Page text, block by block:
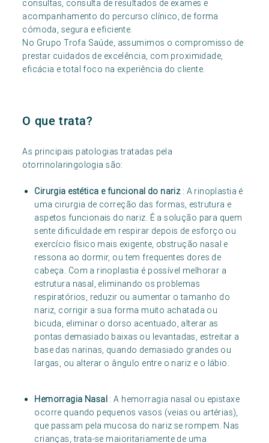
consultas, consulta de resultados de exames e
acompanhamento do percurso clínico, de forma
cómoda, segura e eficiente.
No Grupo Trofa Saúde, assumimos o compromisso de
prestar cuidados de excelência, com proximidade,
eficácia e total foco na experiência do cliente.
O que trata?
As principais patologias tratadas pela
otorrinolaringologia são:
Cirurgia estética e funcional do nariz: A rinoplastia é
uma cirurgia de correção das formas, estrutura e
aspetos funcionais do nariz. É a solução para quem
sente dificuldade em respirar depois de esforço ou
exercício físico mais exigente, obstrução nasal e
ressona ao dormir, ou tem frequentes dores de
cabeça. Com a rinoplastia é possível melhorar a
estrutura nasal, eliminando os problemas
respiratórios, reduzir ou aumentar o tamanho do
nariz, corrigir a sua forma muito achatada ou
bicuda, eliminar o dorso acentuado, alterar as
pontas demasiado baixas ou levantadas, estreitar a
base das narinas, quando demasiado grandes ou
largas, ou alterar o ângulo entre o nariz e o lábio.
Hemorragia Nasal : A hemorragia nasal ou epistaxe
ocorre quando pequenos vasos (veias ou artérias),
que passam pela mucosa do nariz se rompem. Nas
crianças, trata-se maioritariamente de uma